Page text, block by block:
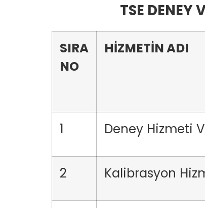
TSE DENEY
SIRA
NO
HİZMETİN ADI
1 Deney Hizmeti
2 Kalibrasyon